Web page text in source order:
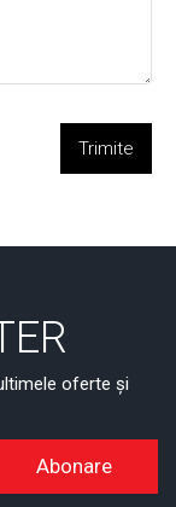
Trimite
oferte și
Abonare